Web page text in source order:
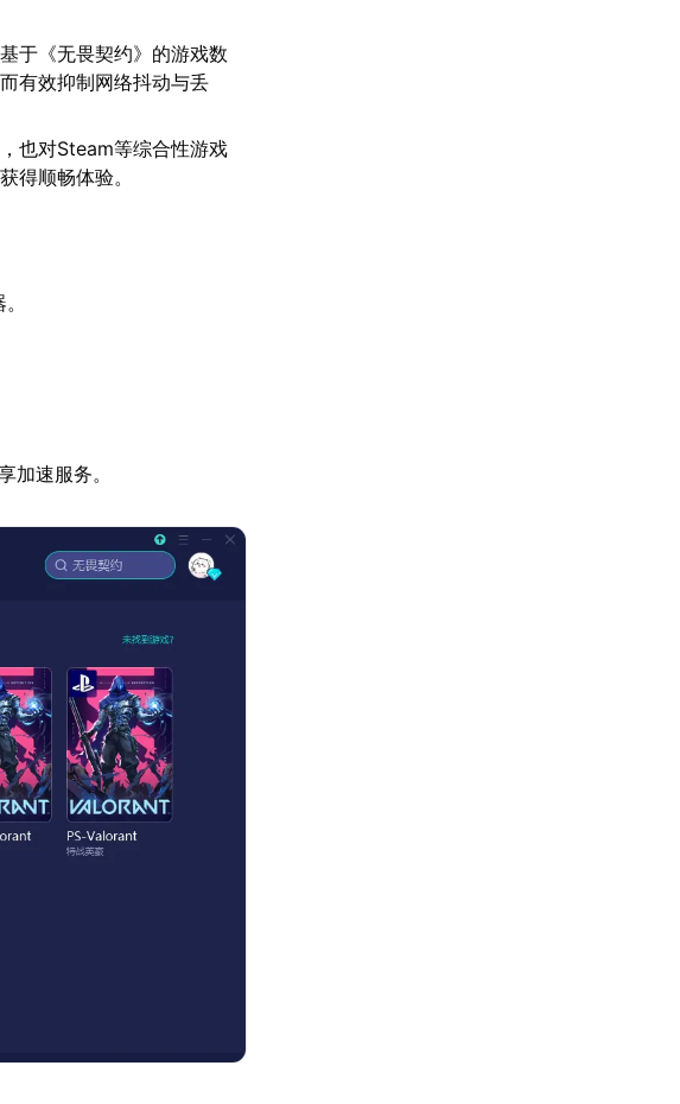
于《无畏契约》的游戏数
有效抑制网络抖动与丢
也对Steam等综合性游戏
得顺畅体验。
加速服务。